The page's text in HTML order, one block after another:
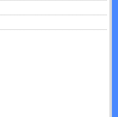
の印刷がうまくいかない
ラス面）の掃除をしてみ